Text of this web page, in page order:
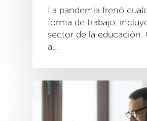
La pandemia frenó
forma de trabajo,
sector de la educación.
a…